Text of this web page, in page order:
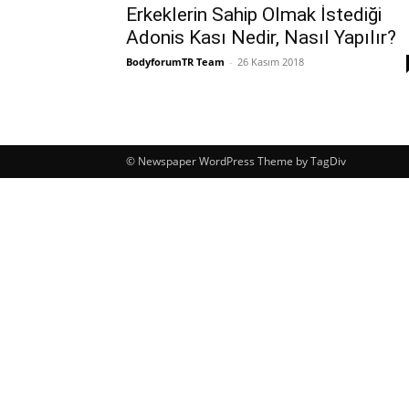
Erkeklerin Sahip Olmak İstediği
Adonis Kası Nedir, Nasıl Yapılır?
BodyforumTR Team - 26 Kasım 2018
© Newspaper WordPress Theme by TagDiv